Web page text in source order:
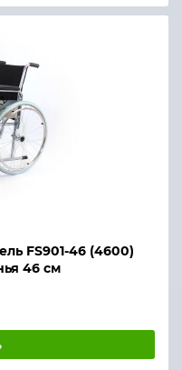
FS901-46 (4600)
46 см